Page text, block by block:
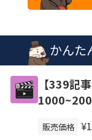
かんた
【339記
販売価格